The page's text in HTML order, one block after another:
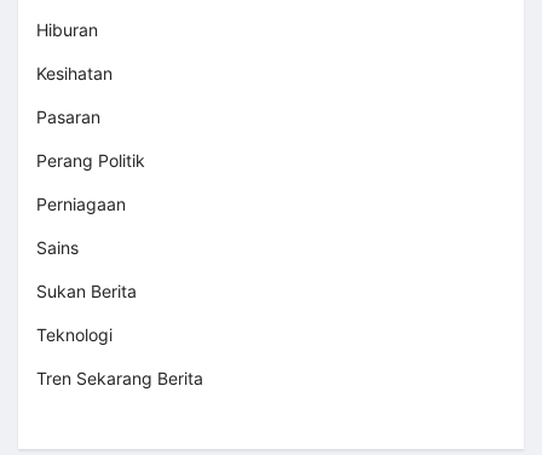
Hiburan
Kesihatan
Pasaran
Perang Politik
Perniagaan
Sains
Sukan Berita
Teknologi
Tren Sekarang Berita